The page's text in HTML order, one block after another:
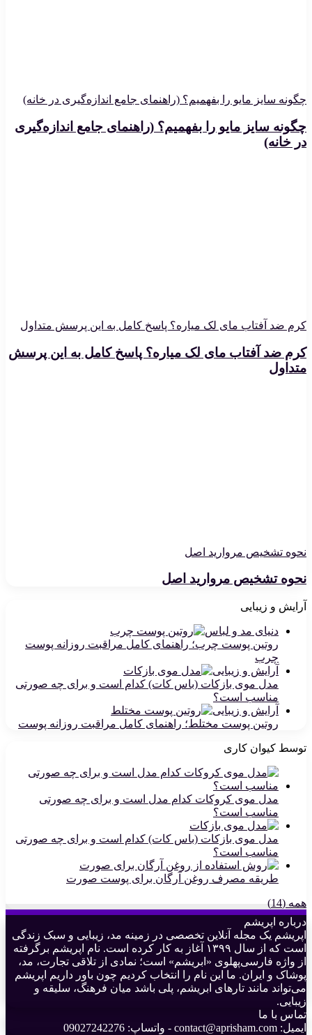
چگونه سایز مایو را بفهمیم؟ (راهنمای جامع اندازه‌گیری در خانه)
چگونه سایز مایو را بفهمیم؟ (راهنمای جامع اندازه‌گیری
در خانه)
کرم ضد آفتاب مای لک میاره؟ پاسخ کامل به این پرسش متداول
کرم ضد آفتاب مای لک میاره؟ پاسخ کامل به این پرسش
متداول
نحوه تشخیص مروارید اصل
نحوه تشخیص مروارید اصل
آرایش و زیبایی
دنیای مد و لباس
روتین پوست چرب؛ راهنمای کامل مراقبت روزانه پوست
چرب
آرایش و زیبایی
مدل موی بازکات (باس کات) کدام است و برای چه صورتی
مناسب است؟
آرایش و زیبایی
روتین پوست مختلط؛ راهنمای کامل مراقبت روزانه پوست
توسط کیوان کاری
مدل موی کروکات کدام مدل است و برای چه صورتی
مناسب است؟
مدل موی بازکات (باس کات) کدام است و برای چه صورتی
مناسب است؟
طریقه مصرف روغن آرگان برای پوست صورت
همه (14)
درباره اپریشم
اپریشم یک مجله آنلاین تخصصی در زمینه مد، زیبایی و سبک زندگی
است که از سال ۱۳۹۹ آغاز به کار کرده است. نام اپریشم برگرفته
از واژه فارسی‌پهلوی «ابریشم» است؛ نمادی از تلاقی تجارت، مد،
پوشاک و ایران. ما این نام را انتخاب کردیم چون باور داریم اپریشم
می‌تواند مانند تارهای ابریشم، پلی باشد میان فرهنگ، سلیقه و
زیبایی.
تماس با ما
ایمیل: contact@aprisham.com - واتساپ: 09027242276